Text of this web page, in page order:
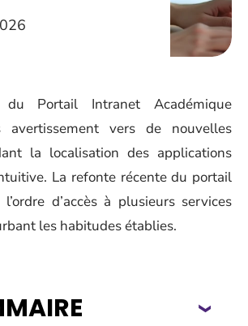
du Portail Intranet Académique
avertissement vers de nouvelles
la localisation des applications
La refonte récente du portail
d’accès à plusieurs services
les habitudes établies.